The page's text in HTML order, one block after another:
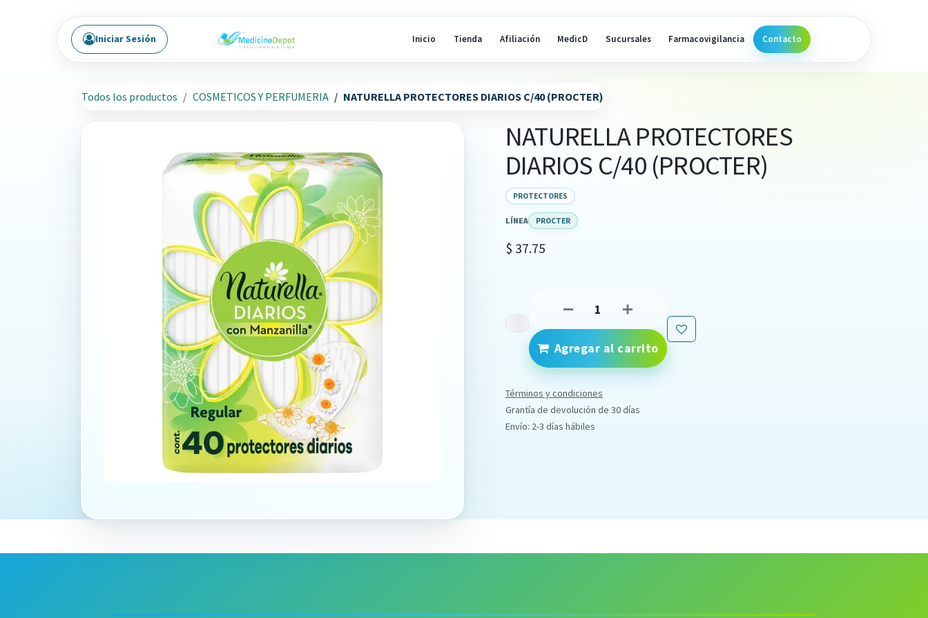
Inicio Tienda Afiliación MedicD Sucursales Farmacovigilancia Contacto
Iniciar Sesión
Todos los productos COSMETICOS Y PERFUMERIA NATURELLA PROTECTORES DIARIOS C/40 (PROCTER)
NATURELLA PROTECTORES
DIARIOS C/40 (PROCTER)
PROTECTORES
LÍNEA PROCTER
$ 37.75
Agregar al carrito
Términos y condiciones
Grantía de devolución de 30 días
Envío: 2-3 días hábiles